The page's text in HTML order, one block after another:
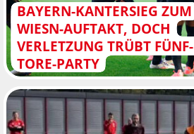
BAYERN-KANTERSIEG ZUM
WIESN-AUFTAKT, DOCH
VERLETZUNG TRÜBT FÜNF-
TORE-PARTY